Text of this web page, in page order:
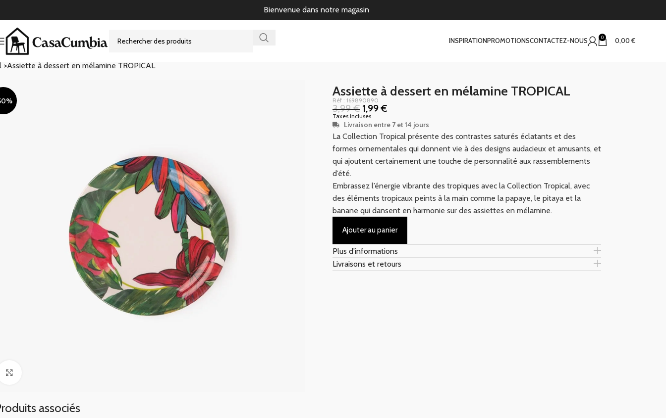
Bienvenue dans notre magasin
INSPIRATIONPROMOTIONSCONTACTEZ-NOUS 0 0,00€
>Assiette à dessert en mélamine TROPICAL
Assiette à dessert en mélamine TROPICAL
Réf : 169890890
3,99€ 1,99€
Taxes incluses.
Livraison entre 7 et 14 jours
La Collection Tropical présente des contrastes saturés éclatants et des
formes ornementales qui donnent vie à des designs audacieux et amusants, et
qui ajoutent certainement une touche de personnalité aux rassemblements
d’été.
Embrassez l’énergie vibrante des tropiques avec la Collection Tropical, avec
des éléments tropicaux peints à la main comme la papaye, le pitaya et la
banane qui dansent en harmonie sur des assiettes en mélamine.
Ajouter au panier
Plus d'informations
Livraisons et retours
associés